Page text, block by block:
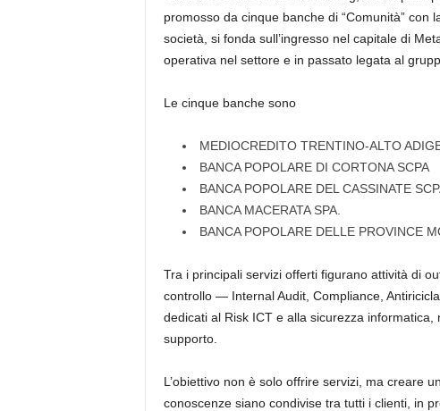
promosso da cinque banche di “Comunità”
società, si fonda sull’ingresso nel capitale di
operativa nel settore e in passato legata al
Le cinque banche sono
MEDIOCREDITO TRENTINO-ALTO
BANCA POPOLARE DI CORTONA SCPA
BANCA POPOLARE DEL CASSINATE
BANCA MACERATA SPA.
BANCA POPOLARE DELLE PROVINCE
Tra i principali servizi offerti figurano attività di
controllo— Internal Audit, Compliance,
dedicati al Risk ICT e alla sicurezza informatica,
supporto.
L’obiettivo non è solo offrire servizi, ma creare
conoscenze siano condivise tra tutti i clienti, in